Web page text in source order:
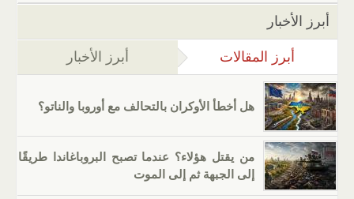
أبرز الأخبار
أبرز المقالات (علامة التبويب النشطة)
أبرز الأخبار
هل أخطأ الأوكران بالتحالف مع أوروبا والناتو؟
من يقتل هؤلاء؟ عندما تصبح البروباغاندا طريقًا
إلى الجبهة ثم إلى الموت